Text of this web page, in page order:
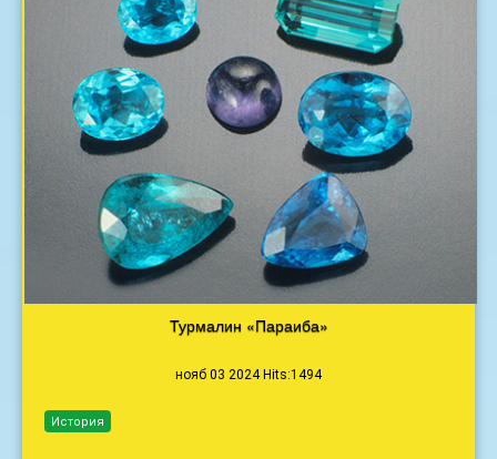
Турмалин «Параиба»
нояб 03 2024 Hits:1494
История